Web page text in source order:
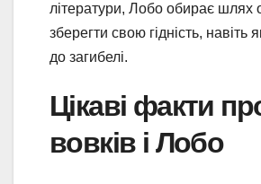
літератури, Лобо обирає шлях
зберегти свою гідність, навіть
до загибелі.
Цікаві факти
вовків і Лобо